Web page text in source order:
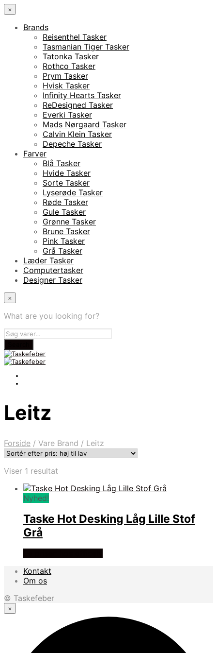
×
Brands
Reisenthel Tasker
Tasmanian Tiger Tasker
Tatonka Tasker
Rothco Tasker
Prym Tasker
Hvisk Tasker
Infinity Hearts Tasker
ReDesigned Tasker
Everki Tasker
Mads Nørgaard Tasker
Calvin Klein Tasker
Depeche Tasker
Farver
Blå Tasker
Hvide Tasker
Sorte Tasker
Lyserøde Tasker
Røde Tasker
Gule Tasker
Grønne Tasker
Brune Tasker
Pink Tasker
Grå Tasker
Læder Tasker
Computertasker
Designer Tasker
×
What are you looking for?
Leitz
Forside / Vare Brand / Leitz
Viser 1 resultat
Nyhed!
Taske Hot Desking Låg Lille Stof
Grå
Kontakt
Om os
© Taskefeber
×